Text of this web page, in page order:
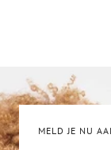
MELD JE NU